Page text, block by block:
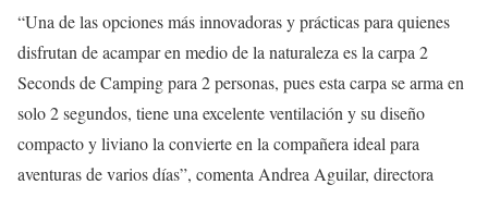
“Una de las opciones más innovadoras y prácticas para quienes
disfrutan de acampar en medio de la naturaleza es la carpa 2
Seconds de Camping para 2 personas, pues esta carpa se arma en
solo 2 segundos, tiene una excelente ventilación y su diseño
compacto y liviano la convierte en la compañera ideal para
aventuras de varios días”, comenta Andrea Aguilar, directora